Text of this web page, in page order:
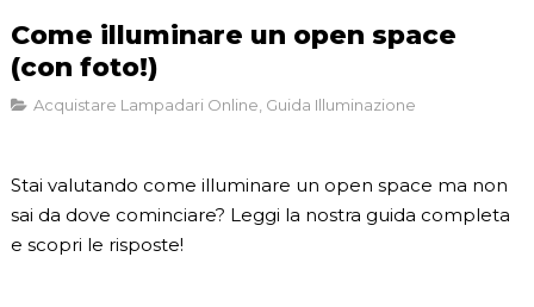
Come illuminare un open space
(con foto!)
Acquistare Lampadari Online, Guida Illuminazione
Stai valutando come illuminare un open space ma non
sai da dove cominciare? Leggi la nostra guida completa
e scopri le risposte!